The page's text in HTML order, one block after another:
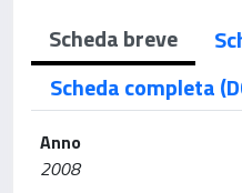
Scheda breve
Scheda completa
Anno
2008